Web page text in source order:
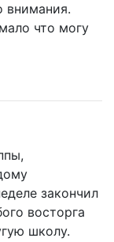
внимания.
что могу
закончил
восторга
школу.